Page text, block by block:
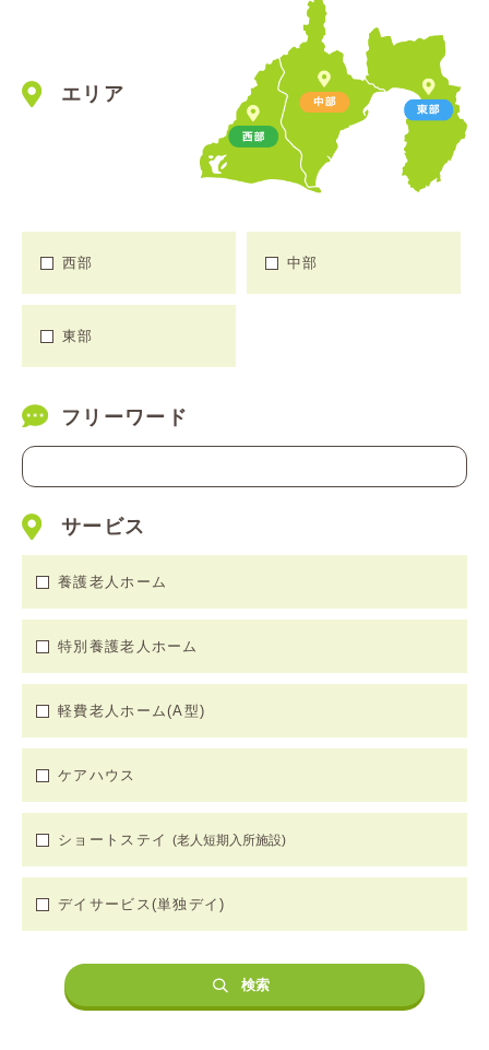
エリア
西部 中部
東部
フリーワード
サービス
養護老人ホーム
特別養護老人ホーム
軽費老人ホーム(A型)
ケアハウス
ショートステイ(老人短期入所施設)
デイサービス(単独デイ)
検索